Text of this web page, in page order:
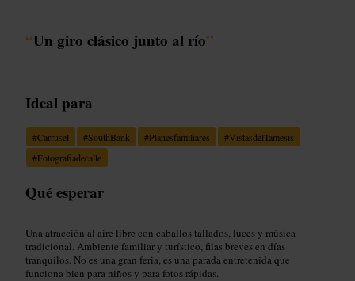
“Un giro clásico junto al río”
Ideal para
#Carrusel #SouthBank #Planesfamiliares #VistasdelTamesis
#Fotografiadecalle
Qué esperar
Una atracción al aire libre con caballos tallados, luces y música
tradicional. Ambiente familiar y turístico, filas breves en días
tranquilos. No es una gran feria, es una parada entretenida que
funciona bien para niños y para fotos rápidas.